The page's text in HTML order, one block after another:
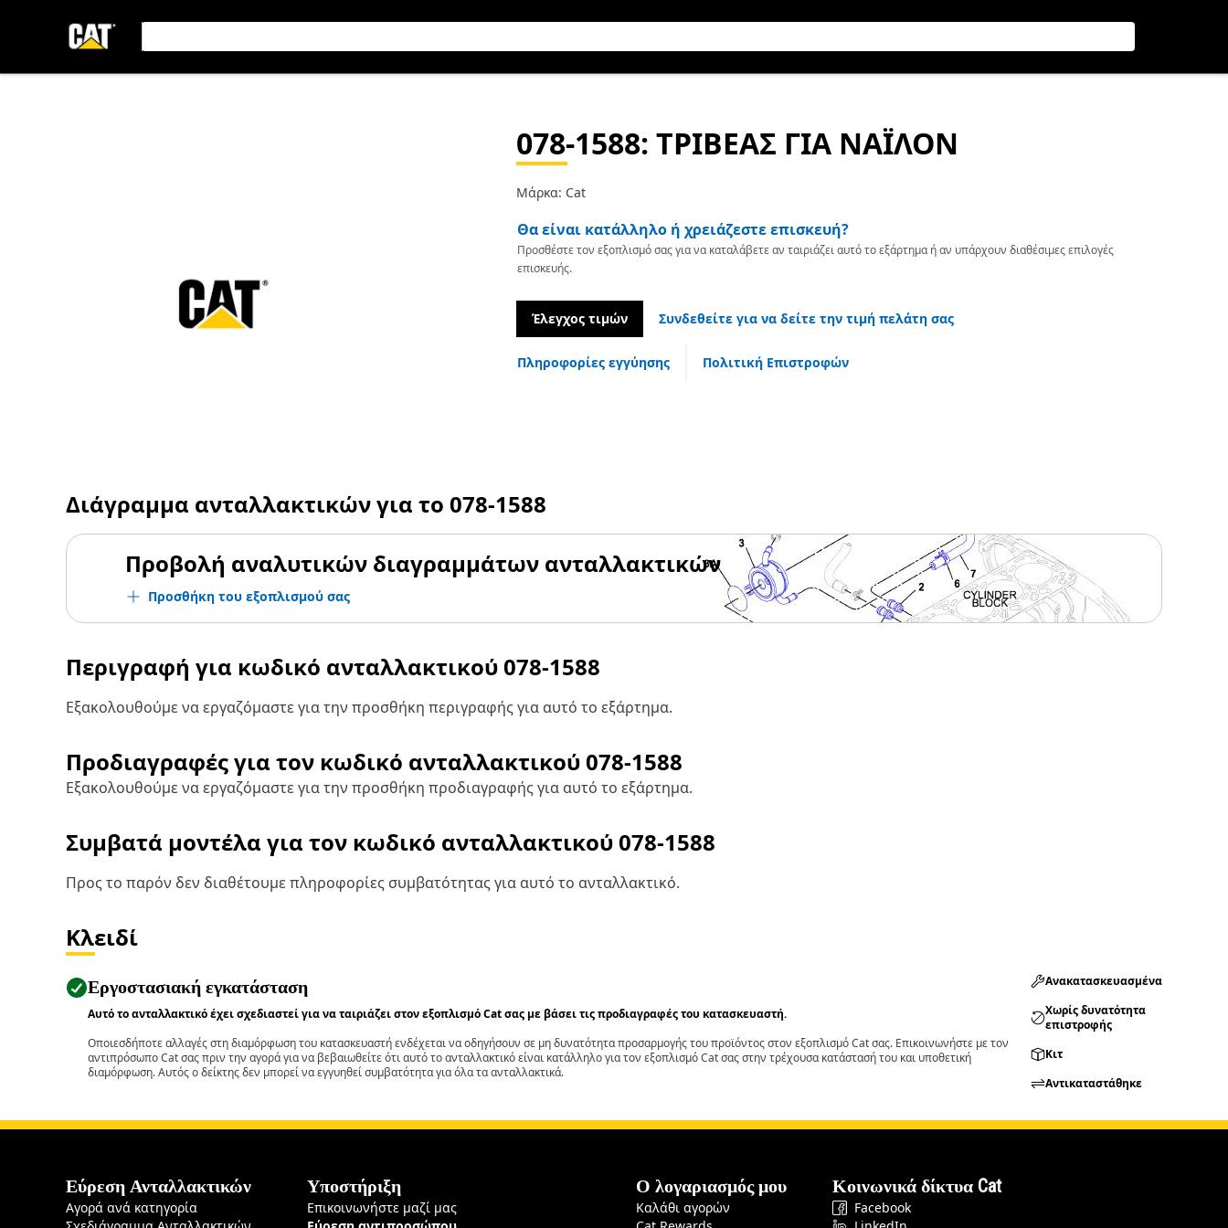
078-1588: ΤΡΙΒΕΑΣ ΓΙΑ ΝΑΪΛΟΝ
Μάρκα: Cat
Θα είναι κατάλληλο ή χρειάζεστε επισκευή?
Προσθέστε τον εξοπλισμό σας για να καταλάβετε αν ταιριάζει αυτό το εξάρτημα ή αν υπάρχουν διαθέσιμες επιλογές
επισκευής.
Έλεγχος τιμών Συνδεθείτε για να δείτε την τιμή πελάτη σας
Πληροφορίες εγγύησης Πολιτική Επιστροφών
Διάγραμμα ανταλλακτικών για το 078-1588
Προβολή αναλυτικών διαγραμμάτων ανταλλακτικών
Προσθήκη του εξοπλισμού σας
Περιγραφή για κωδικό ανταλλακτικού078-1588
Εξακολουθούμε να εργαζόμαστε για την προσθήκη περιγραφής για αυτό το εξάρτημα.
Προδιαγραφές για τον κωδικό ανταλλακτικού078-1588
Εξακολουθούμε να εργαζόμαστε για την προσθήκη προδιαγραφής για αυτό το εξάρτημα.
Συμβατά μοντέλα για τον κωδικό ανταλλακτικού078-1588
Προς το παρόν δεν διαθέτουμε πληροφορίες συμβατότητας για αυτό το ανταλλακτικό.
Κλειδί
Εργοστασιακή εγκατάσταση
Αυτό το ανταλλακτικό έχει σχεδιαστεί για να ταιριάζει στον εξοπλισμό Cat σας με βάσει τις προδιαγραφές του κατασκευαστή.
Οποιεσδήποτε αλλαγές στη διαμόρφωση του κατασκευαστή ενδέχεται να οδηγήσουν σε μη δυνατότητα προσαρμογής του προϊόντος στον εξοπλισμό Cat σας. Επικοινωνήστε με τον
αντιπρόσωπο Cat σας πριν την αγορά για να βεβαιωθείτε ότι αυτό το ανταλλακτικό είναι κατάλληλο για τον εξοπλισμό Cat σας στην τρέχουσα κατάστασή του και υποθετική
διαμόρφωση. Αυτός ο δείκτης δεν μπορεί να εγγυηθεί συμβατότητα για όλα τα ανταλλακτικά.
Ανακατασκευασμένα
Χωρίς δυνατότητα
επιστροφής
Κιτ
Αντικαταστάθηκε
Εύρεση Ανταλλακτικών
Αγορά ανά κατηγορία
Υποστήριξη
Επικοινωνήστε μαζί μας
Ο λογαριασμός μου
Καλάθι αγορών
Κοινωνικά δίκτυα Cat
Facebook